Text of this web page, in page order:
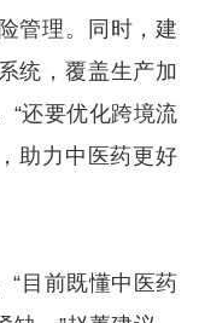
管理。同时，建
统，覆盖生产加
“还要优化跨境流
助力中医药更好
“目前既懂中医药